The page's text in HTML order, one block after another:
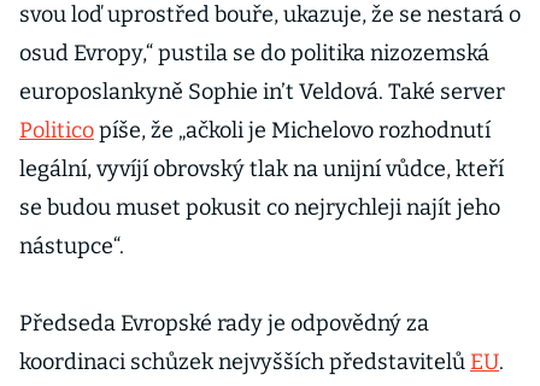
svou loď uprostřed bouře, ukazuje, že se nestará o
osud Evropy,“ pustila se do politika nizozemská
europoslankyně Sophie in’t Veldová. Také server
Politicopíše, že „ačkoli je Michelovo rozhodnutí
legální, vyvíjí obrovský tlak na unijní vůdce, kteří
se budou muset pokusit co nejrychleji najít jeho
nástupce“.
Předseda Evropské rady je odpovědný za
koordinaci schůzek nejvyšších představitelů EU.